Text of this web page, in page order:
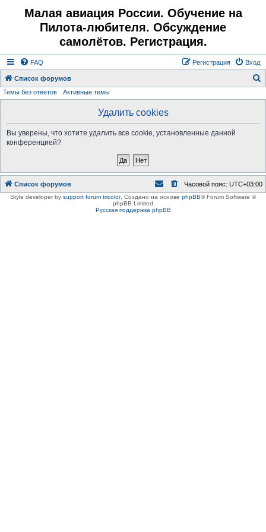
Малая авиация России. Обучение на
Пилота-любителя. Обсуждение
самолётов. Регистрация.
FAQ Вход
Регистрация
Список форумов
Темы без ответов Активные темы
Удалить cookies
Вы уверены, что хотите удалить все cookie, установленные данной
конференцией?
Список форумов Часовой пояс: UTC+03:00
Style developer by support forum tricolor, Создано на основе phpBB® Forum Software ©
phpBB Limited
Русская поддержка phpBB